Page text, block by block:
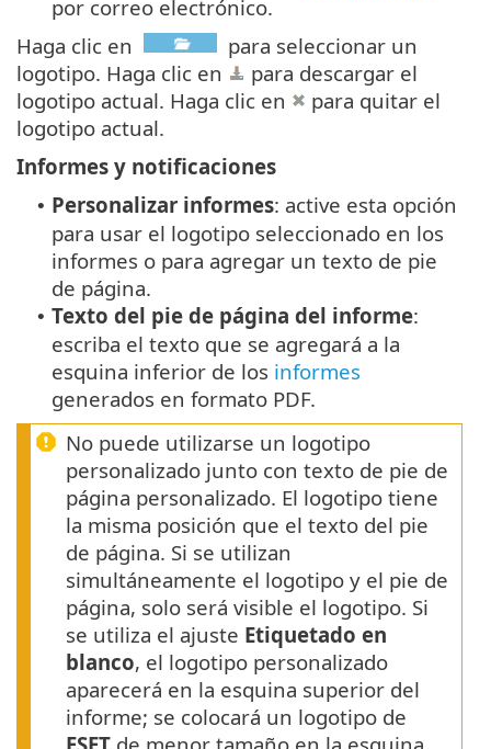
por correo electrónico.
Haga clic en
para seleccionar un
logotipo. Haga clic en
para descargar el
logotipo actual. Haga clic en
para quitar el
logotipo actual.
Informes y notificaciones
• Personalizar informes: active esta opción
para usar el logotipo seleccionado en los
informes o para agregar un texto de pie
de página.
• Texto del pie de página del informe:
escriba el texto que se agregará a la
esquina inferior de los informes
generados en formato PDF.
No puede utilizarse un logotipo
personalizado junto con texto de pie de
página personalizado. El logotipo tiene
la misma posición que el texto del pie
de página. Si se utilizan
simultáneamente el logotipo y el pie de
página, solo será visible el logotipo. Si
se utiliza el ajuste Etiquetado en
blanco, el logotipo personalizado
aparecerá en la esquina superior del
informe; se colocará un logotipo de